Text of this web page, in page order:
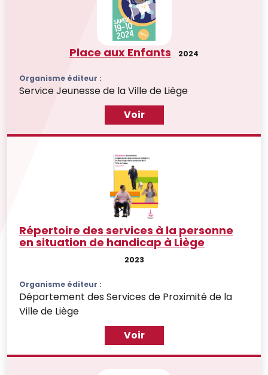
Place aux Enfants 2024
Organisme éditeur :
Service Jeunesse de la Ville de Liège
Voir
Répertoire des services à la personne
en situation de handicap à Liège
2023
Organisme éditeur :
Département des Services de Proximité de la
Ville de Liège
Voir